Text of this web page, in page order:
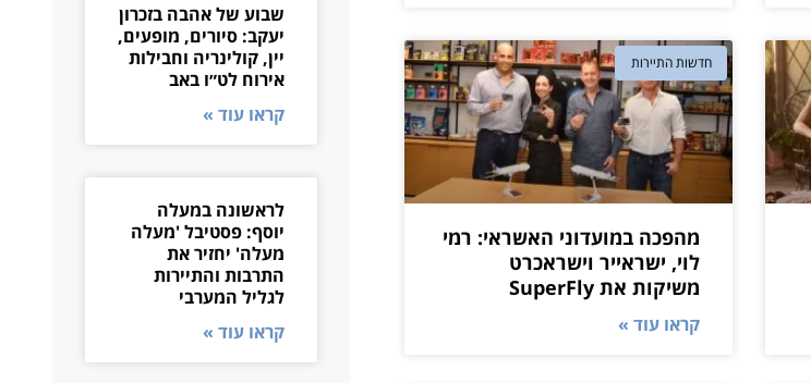
חדשות התיירות
מהפכה במועדוני האשראי: רמי
לוי, ישראייר וישראכרט
משיקות את SuperFly
קראו עוד »
שבוע של אהבה בזכרון
יעקב: סיורים, מופעים,
יין, קולינריה וחבילות
אירוח לט״ו באב
קראו עוד »
לראשונה במעלה
יוסף: פסטיבל 'מעלה
מעלה' יחזיר את
התרבות והתיירות
לגליל המערבי
קראו עוד »